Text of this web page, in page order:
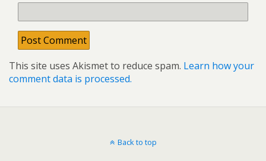
This site uses Akismet to reduce spam. Learn how your
comment data is processed.
Back to top